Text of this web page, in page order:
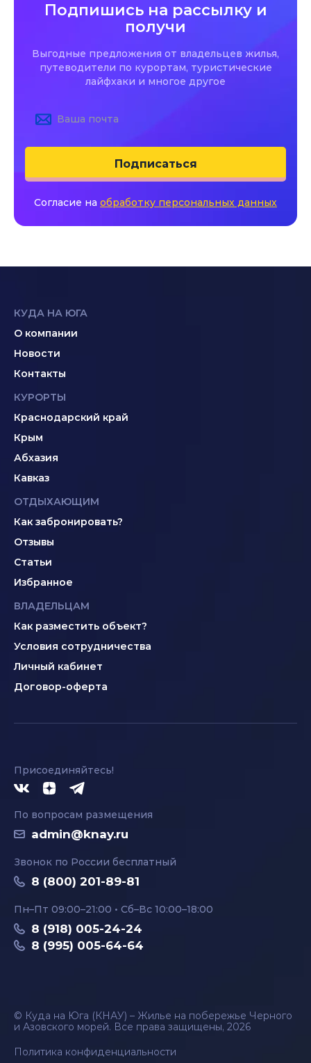
Подпишись на рассылку и
получи
Выгодные предложения от владельцев жилья,
путеводители по курортам, туристические
лайфхаки и многое другое
Подписаться
Согласие на обработку персональных данных
КУДА НА ЮГА
О компании
Новости
Контакты
КУРОРТЫ
Краснодарский край
Крым
Абхазия
Кавказ
ОТДЫХАЮЩИМ
Как забронировать?
Отзывы
Статьи
Избранное
ВЛАДЕЛЬЦАМ
Как разместить объект?
Условия сотрудничества
Личный кабинет
Договор-оферта
Присоединяйтесь!
По вопросам размещения
admin@knay.ru
Звонок по России бесплатный
8 (800) 201-89-81
Пн–Пт 09:00–21:00 • Сб–Вс 10:00–18:00
8 (918) 005-24-24
8 (995) 005-64-64
© Куда на Юга (КНАУ) – Жилье на побережье Черного
и Азовского морей. Все права защищены, 2026
Политика конфиденциальности